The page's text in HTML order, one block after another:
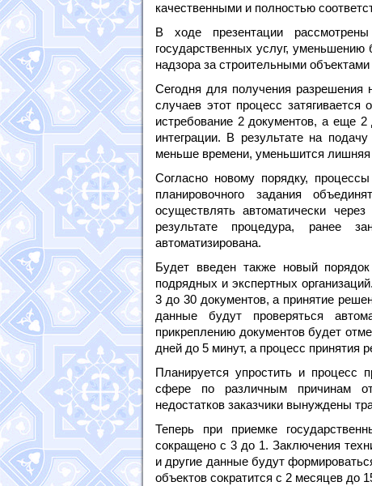
качественными и полностью
В ходе презентации
государственных услуг,
надзора за строительными
Сегодня для получения разрешения
случаев этот процесс
истребование 2 документов, а еще
интеграции. В результате на
меньше времени, уменьшится лишняя
Согласно новому порядку,
планировочного задания
осуществлять автоматически
результате процедура, ранее
автоматизирована.
Будет введен также новый порядок
подрядных и экспертных
3 до 30 документов, а принятие
данные будут проверяться
прикреплению документов будет
дней до 5 минут, а процесс принятия
Планируется упростить и процесс
сфере по различным причинам
недостатков заказчики вынуждены
Теперь при приемке
сокращено с 3 до 1. Заключения
и другие данные будут
объектов сократится с 2 месяцев до